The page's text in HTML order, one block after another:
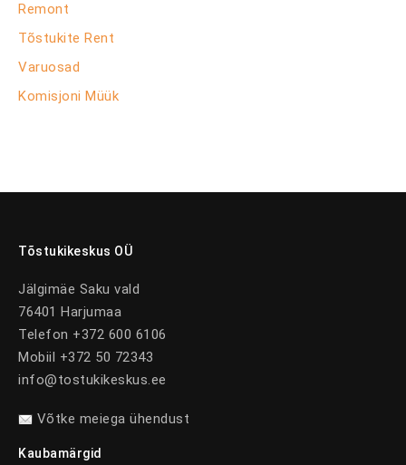
Remont
Tõstukite Rent
Varuosad
Komisjoni Müük
Tõstukikeskus OÜ
Jälgimäe Saku vald
76401 Harjumaa
Telefon +372 600 6106
Mobiil +372 50 72343
info@tostukikeskus.ee
Võtke meiega ühendust
Kaubamärgid